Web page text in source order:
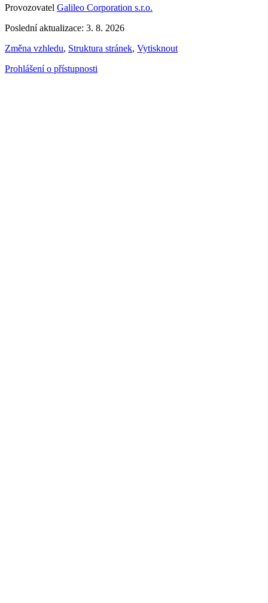
Provozovatel Galileo Corporation s.r.o.
Poslední aktualizace: 3. 8. 2026
Změna vzhledu, Struktura stránek, Vytisknout
Prohlášení o přístupnosti